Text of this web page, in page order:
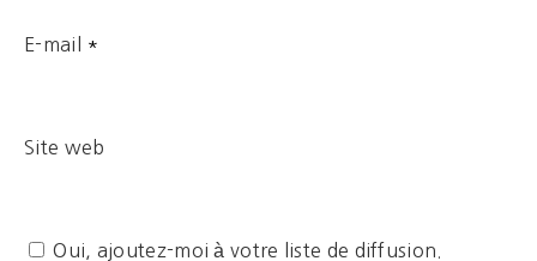
E-mail *
Site web
Oui, ajoutez-moi à votre liste de diffusion.